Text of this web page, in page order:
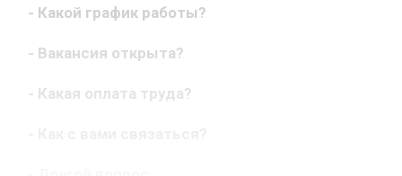
- Какой график работы?
- Вакансия открыта?
- Какая оплата труда?